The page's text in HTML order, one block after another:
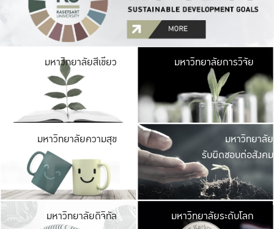
มหาวิทยาลัยสีเขียว มหาวิ
มีพื้นที่เขียวสดใส
เป็นป่าในเมือง เกษต
มหาวิทยาลัยการวิจัย
มหาวิทยาลัยความสุข มหาวิ
ค
เปิดประ
และพบเรื่องราวใ
มหาวิทยาลัย
รับผิดชอบต่อสังคม
มหาวิทยาลัยดิจิทัล มหาวิ
มหาวิทยาลัยระดับโลก